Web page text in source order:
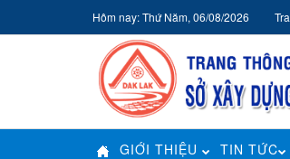
Hôm nay: Thứ Năm, 06/08/2026
GIỚI THIỆU TIN TỨC